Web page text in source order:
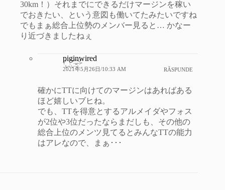
30km！）それまでにできるだけマージンを稼い
でおきたい、という意図も働いてたみたいですね
でもまぁ総合上位勢のメンバー見ると… かなー
り近づきましたねぇ
piginwired
2021年5月26日/10:33 AM RĂSPUNDE
確かにTTに向けてのマージンはあればある
ほど嬉しいブヒね。
でも、TTを得意とするアルメイダやフォス
が2位や3位だったならまだしも、その他の
総合上位のメンツ見てるとみんなTTの能力
はアレなので、まぁ･･･